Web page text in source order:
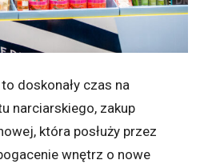
doskonały czas na
narciarskiego, zakup
która posłuży przez
wnętrz o nowe